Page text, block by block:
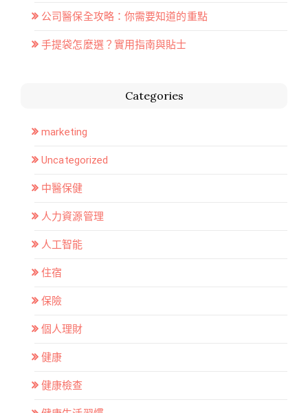
公司醫保全攻略：你需要知道的重點
手提袋怎麼選？實用指南與貼士
Categories
marketing
Uncategorized
中醫保健
人力資源管理
人工智能
住宿
保險
個人理財
健康
健康檢查